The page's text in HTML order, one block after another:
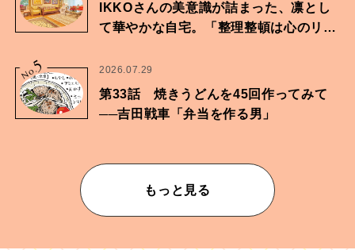
IKKOさんの美意識が詰まった、凛とし
て華やかな自宅。「整理整頓は心のリズ
No.5 2026.07.29
第33話 焼きうどんを45回作ってみて
──吉田戦車「弁当を作る男」
もっと見る